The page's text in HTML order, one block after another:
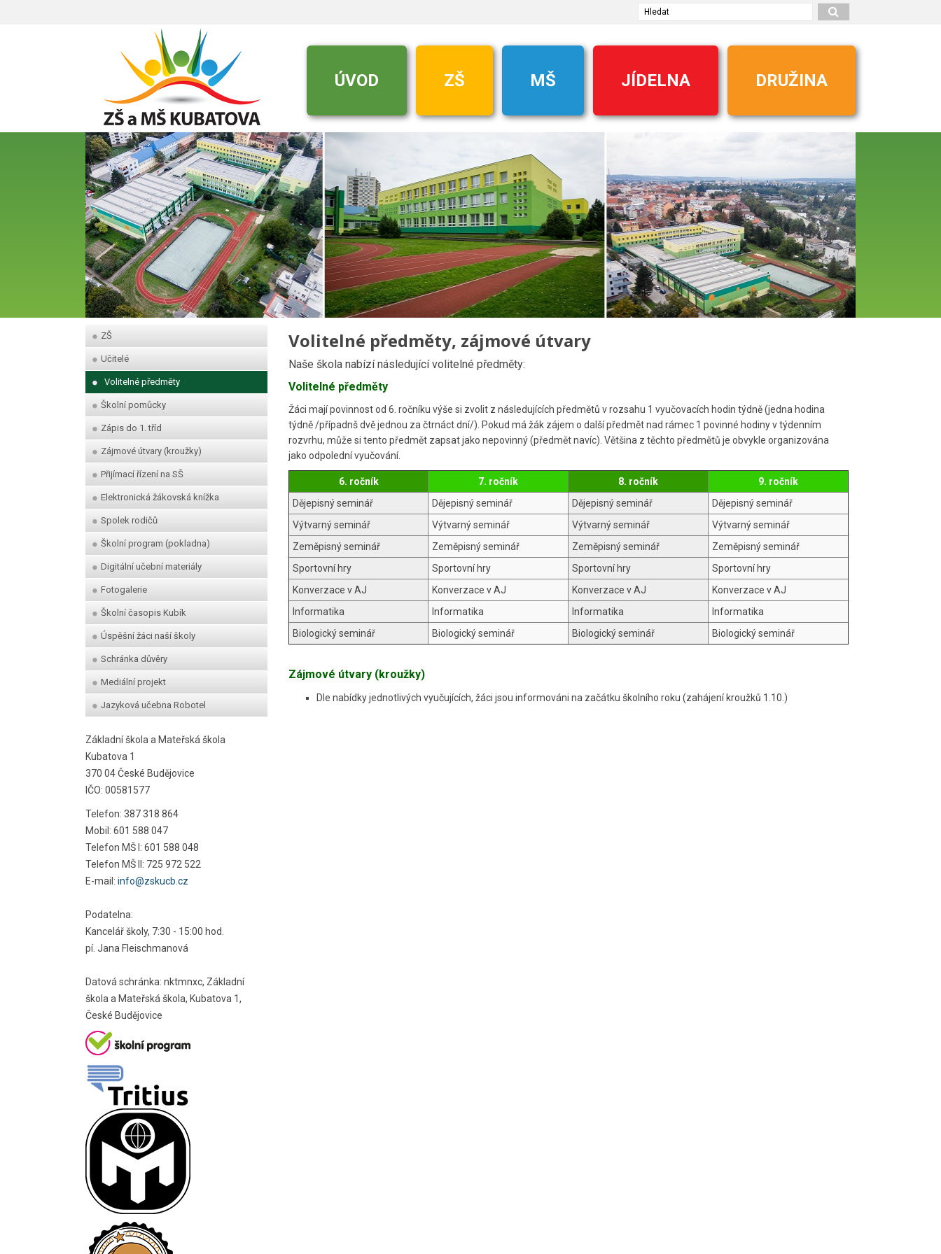
Hledat
ÚVOD ZŠ MŠ JÍDELNA DRUŽINA
ZŠ
Učitelé
Volitelné předměty
Školní pomůcky
Zápis do 1. tříd
Zájmové útvary (kroužky)
Přijímací řízení na SŠ
Elektronická žákovská knížka
Spolek rodičů
Školní program (pokladna)
Digitální učební materiály
Fotogalerie
Školní časopis Kubík
Úspěšní žáci naší školy
Schránka důvěry
Mediální projekt
Jazyková učebna Robotel
Základní škola a Mateřská škola
Kubatova 1
370 04 České Budějovice
IČO: 00581577
Telefon: 387 318 864
Mobil: 601 588 047
Telefon MŠ I: 601 588 048
Telefon MŠ II: 725 972 522
E-mail: info@zskucb.cz
Podatelna:
Kancelář školy, 7:30 - 15:00 hod.
pí. Jana Fleischmanová
Datová schránka: nktmnxc, Základní
škola a Mateřská škola, Kubatova 1,
České Budějovice
Volitelné předměty, zájmové útvary
Naše škola nabízí následující volitelné předměty:
Volitelné předměty
Žáci mají povinnost od 6. ročníku výše si zvolit z následujících předmětů v rozsahu 1 vyučovacích hodin týdně (jedna hodina
týdně /případnš dvě jednou za čtrnáct dní/). Pokud má žák zájem o další předmět nad rámec 1 povinné hodiny v týdenním
rozvrhu, může si tento předmět zapsat jako nepovinný (předmět navíc). Většina z těchto předmětů je obvykle organizována
jako odpolední vyučování.
6. ročník 7. ročník 8. ročník
9. ročník
Dějepisný seminář
Dějepisný seminář Dějepisný seminář
Dějepisný seminář
Výtvarný seminář
Výtvarný seminář Výtvarný seminář
Výtvarný seminář
Zeměpisný seminář
Zeměpisný seminář Zeměpisný seminář
Zeměpisný seminář
Sportovní hry
Sportovní hry Sportovní hry
Sportovní hry
Konverzace v AJ
Konverzace v AJ Konverzace v AJ
Konverzace v AJ
Informatika
Informatika Informatika
Informatika
Biologický seminář
Biologický seminář Biologický seminář Biologický seminář
Zájmové útvary (kroužky)
Dle nabídky jednotlivých vyučujících, žáci jsou informováni na začátku školního roku (zahájení kroužků 1.10.)